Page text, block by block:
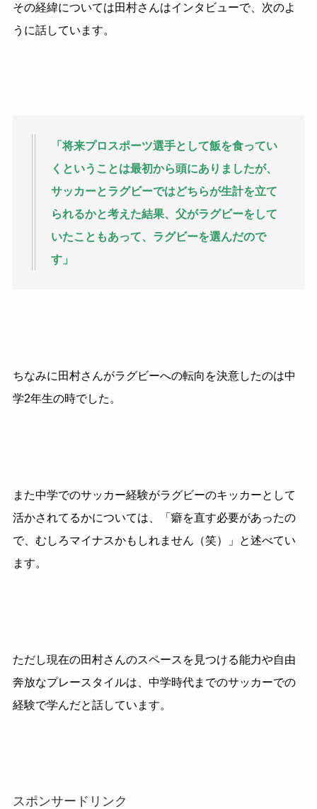
その経緯については田村さんはインタビューで、次のよ
うに話しています。
「将来プロスポーツ選手として飯を食ってい
くということは最初から頭にありましたが、
サッカーとラグビーではどちらが生計を立て
られるかと考えた結果、父がラグビーをして
いたこともあって、ラグビーを選んだので
す」
ちなみに田村さんがラグビーへの転向を決意したのは中
学2年生の時でした。
また中学でのサッカー経験がラグビーのキッカーとして
活かされてるかについては、「癖を直す必要があったの
で、むしろマイナスかもしれません（笑）」と述べてい
ます。
ただし現在の田村さんのスペースを見つける能力や自由
奔放なプレースタイルは、中学時代までのサッカーでの
経験で学んだと話しています。
スポンサードリンク